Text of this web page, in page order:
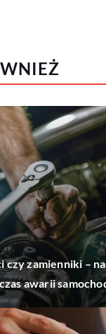
czy zamienniki –
awarii